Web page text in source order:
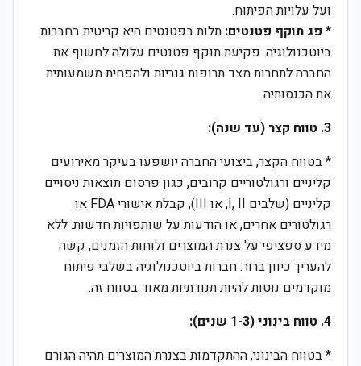
ועל עלויות הפיתוח.
* פג תוקף פטנטים: תלות בפטנטים היא קריטית בחברות
ביוטכנולוגיה. פקיעת תוקף פטנטים עלולה לחשוף את
החברה לתחרות מצד תרופות גנריות ולהפחית משמעותית
את הכנסותיה.
3. טווח קצר (עד שנה):
* בטווח הקצר, ביצועי החברה יושפעו בעיקר מאירועים
קליניים ורגולטוריים קרובים, כגון פרסום תוצאות ניסויים
קליניים (שלבים I, II, או III), קבלת אישורי FDA או
רגולטורים אחרים, או הודעות על שותפויות חדשות. ללא
מידע ספציפי על צנרת המוצרים ולוחות הזמנים, קשה
להעריך כיוון ברור. חברות ביוטכנולוגיה בשלבי פיתוח
מוקדמים נוטות להיות תנודתיות מאוד בטווח זה.
4. טווח בינוני (1-3 שנים):
* בטווח הבינוני, ההתקדמות בצנרת המוצרים תהיה הגורם